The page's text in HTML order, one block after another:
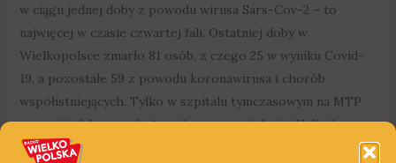
w ciągu jednej doby z powodu wirusa Sars-Cov-2 – to
najwięcej w czasie czwartej fali. Ostatniej doby w
Wielkopolsce zmarło 81 osób, z czego 25 w wyniku Covid-
19, a pozostałe 59 z powodu koronawirusa i chorób
współistniejących. Tylko w szpitalu tymczasowym na MTP
ostatniej doby zmarły 4 osoby, a w szpitalu im. Heliodora
Święcickiego w Poznaniu zmarła 38-latka, który była